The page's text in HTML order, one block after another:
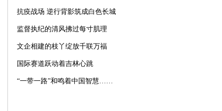
抗疫战场 逆行背影筑成白色长城
监督执纪的清风拂过每寸肌理
文企相建的枝丫绽放千联万福
国际赛道跃动着吉林心跳
“一带一路”和鸣着中国智慧……